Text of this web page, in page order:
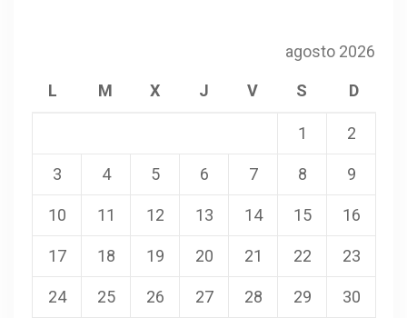
agosto 2026
L M X J V S D
1 2
3 4 5 6 7 8 9
10 11 12 13 14 15 16
17 18 19 20 21 22 23
24 25 26 27 28 29 30